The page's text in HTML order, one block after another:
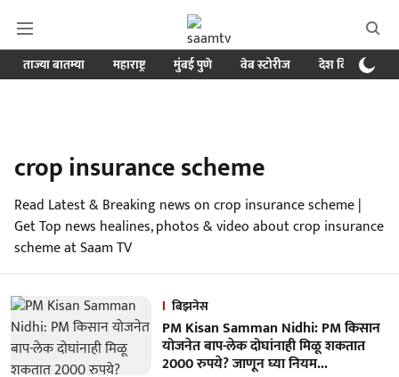
ताज्या बातम्या महाराष्ट्र मुंबई पुणे वेब स्टोरीज देश विदेश
crop insurance scheme
Read Latest & Breaking news on crop insurance scheme |
Get Top news healines, photos & video about crop insurance
scheme at Saam TV
बिझनेस
PM Kisan Samman Nidhi: PM किसान
योजनेत बाप-लेक दोघांनाही मिळू शकतात
2000 रुपये? जाणून घ्या नियम...